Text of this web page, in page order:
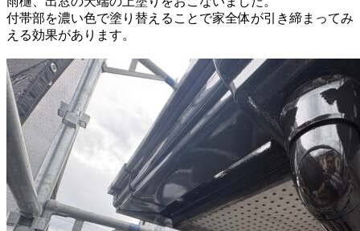
付帯部を濃い色で塗り替えることで家全体が引き締まってみ
える効果があります。